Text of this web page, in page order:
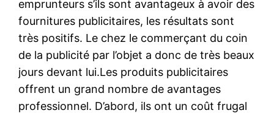
emprunteurs s’ils sont avantageux à avoir des
fournitures publicitaires, les résultats sont
très positifs. Le chez le commerçant du coin
de la publicité par l’objet a donc de très beaux
jours devant lui.Les produits publicitaires
offrent un grand nombre de avantages
professionnel. D’abord, ils ont un coût frugal